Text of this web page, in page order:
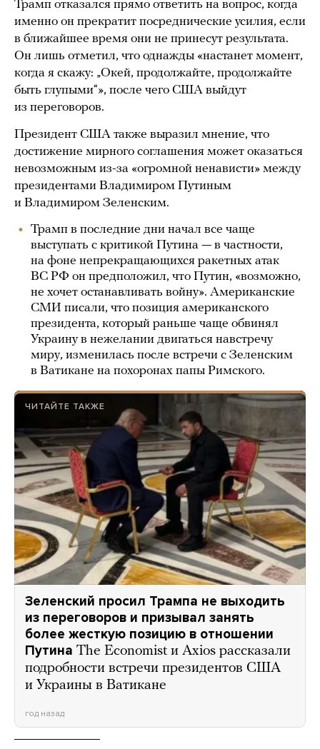
Трамп отказался прямо ответить на вопрос, когда
именно он прекратит посреднические усилия, если
в ближайшее время они не принесут результата.
Он лишь отметил, что однажды «настанет момент,
когда я скажу: „Окей, продолжайте, продолжайте
быть глупыми“», после чего США выйдут
из переговоров.
Президент США также выразил мнение, что
достижение мирного соглашения может оказаться
невозможным из-за «огромной ненависти» между
президентами Владимиром Путиным
и Владимиром Зеленским.
Трамп в последние дни начал все чаще
выступать с критикой Путина — в частности,
на фоне непрекращающихся ракетных атак
ВС РФ он предположил, что Путин, «возможно,
не хочет останавливать войну». Американские
СМИ писали, что позиция американского
президента, который раньше чаще обвинял
Украину в нежелании двигаться навстречу
миру, изменилась после встречи с Зеленским
в Ватикане на похоронах папы Римского.
ЧИТАЙТЕ ТАКЖЕ
Зеленский просил Трампа не выходить
из переговоров и призывал занять
более жесткую позицию в отношении
Путина The Economist и Axios рассказали
подробности встречи президентов США
и Украины в Ватикане
год назад